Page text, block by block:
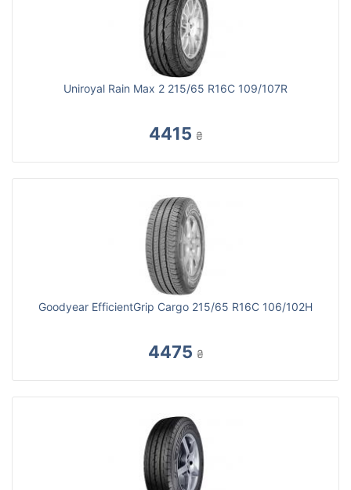
Uniroyal Rain Max 2 215/65 R16C 109/107R
4415 ₴
Goodyear EfficientGrip Cargo 215/65 R16C 106/102H
4475 ₴